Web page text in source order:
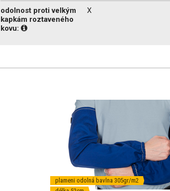
odolnost proti velkým
kapkám roztaveného
kovu:
X
plameni odolná bavlna 305gr/m2